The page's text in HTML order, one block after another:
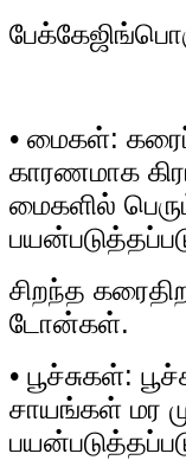
பேக்கேஜிங்
• மைகள்:
காரணமாக
மைகளில்
சிறந்த
டோன்கள்.
• பூச்சுகள்:
சாயங்கள் மர